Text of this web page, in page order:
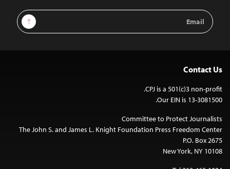
Email
Address
Sign Up
Contact Us
CPJ is a 501(c)3 non-profit.
Our EIN is 13-3081500.
Committee to Protect Journalists
The John S. and James L. Knight Foundation Press Freedom Center
P.O. Box 2675
New York, NY 10108